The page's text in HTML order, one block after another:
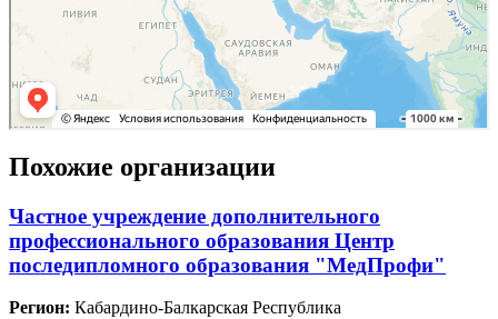
Похожие организации
Частное учреждение дополнительного
профессионального образования Центр
последипломного образования "МедПрофи"
Регион: Кабардино-Балкарская Республика